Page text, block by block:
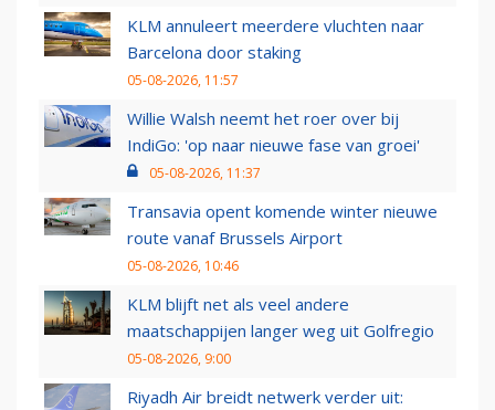
KLM annuleert meerdere vluchten naar
Barcelona door staking
05-08-2026, 11:57
Willie Walsh neemt het roer over bij
IndiGo: 'op naar nieuwe fase van groei'
05-08-2026, 11:37
Transavia opent komende winter nieuwe
route vanaf Brussels Airport
05-08-2026, 10:46
KLM blijft net als veel andere
maatschappijen langer weg uit Golfregio
05-08-2026, 9:00
Riyadh Air breidt netwerk verder uit: